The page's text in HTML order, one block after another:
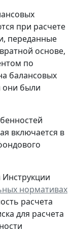
при расчете
переданные
основе,
по
балансовых
они были
включается в
Инструкции
нормативах
расчета
для расчета